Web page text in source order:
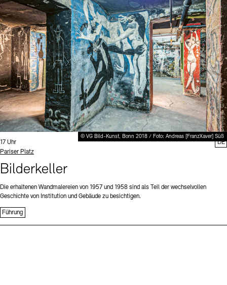
Stellenangebote Newsletter Presse
Nachhaltigkeit Kontakt
Digitale Sammlungen Exil-Archive
© VG Bild-Kunst, Bonn 2018 / Foto: Andreas [FranzXaver] Süß
Uhrzeit:
17 Uhr
Standort
Pariser Platz
Bilderkeller
Die erhaltenen Wandmalereien von 1957 und 1958 sind als Teil der wechselvollen
Geschichte von Institution und Gebäude zu besichtigen.
Führung
DE